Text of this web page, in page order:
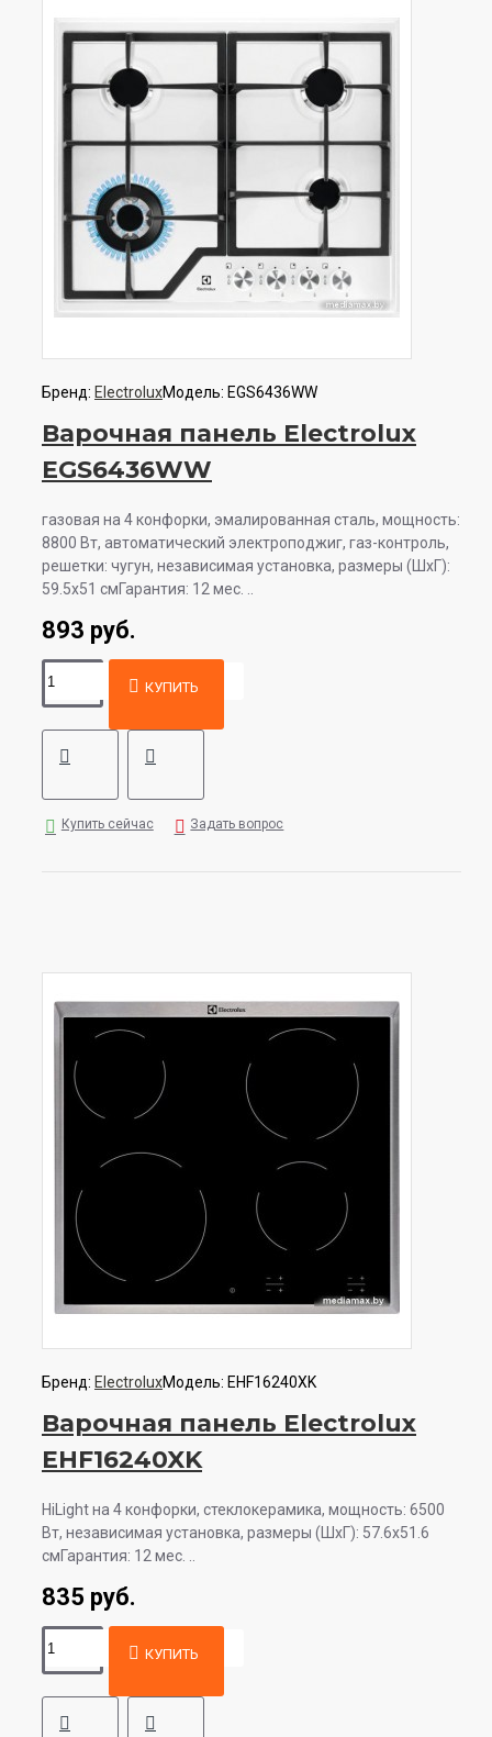
Бренд: ElectroluxМодель: EGS6436WW
Варочная панель Electrolux
EGS6436WW
газовая на 4 конфорки, эмалированная сталь, мощность:
8800 Вт, автоматический электроподжиг, газ-контроль,
решетки: чугун, независимая установка, размеры (ШхГ):
59.5x51 смГарантия: 12 мес. ..
893 руб.
КУПИТЬ
Купить сейчас Задать вопрос
Бренд: ElectroluxМодель: EHF16240XK
Варочная панель Electrolux
EHF16240XK
HiLight на 4 конфорки, cтеклокерамика, мощность: 6500
Вт, независимая установка, размеры (ШхГ): 57.6x51.6
смГарантия: 12 мес. ..
835 руб.
КУПИТЬ